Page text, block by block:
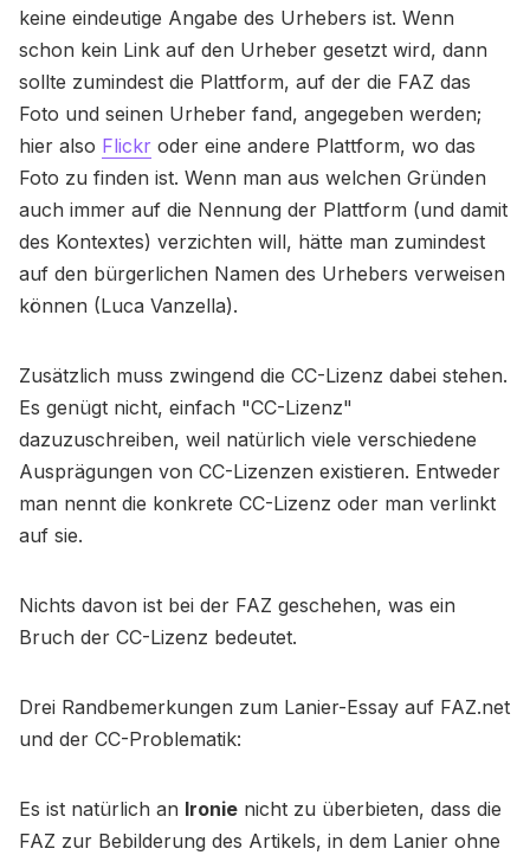
keine eindeutige Angabe des Urhebers ist. Wenn
schon kein Link auf den Urheber gesetzt wird, dann
sollte zumindest die Plattform, auf der die FAZ das
Foto und seinen Urheber fand, angegeben werden;
hier also Flickr oder eine andere Plattform, wo das
Foto zu finden ist. Wenn man aus welchen Gründen
auch immer auf die Nennung der Plattform (und damit
des Kontextes) verzichten will, hätte man zumindest
auf den bürgerlichen Namen des Urhebers verweisen
können (Luca Vanzella).
Zusätzlich muss zwingend die CC-Lizenz dabei stehen.
Es genügt nicht, einfach "CC-Lizenz"
dazuzuschreiben, weil natürlich viele verschiedene
Ausprägungen von CC-Lizenzen existieren. Entweder
man nennt die konkrete CC-Lizenz oder man verlinkt
auf sie.
Nichts davon ist bei der FAZ geschehen, was ein
Bruch der CC-Lizenz bedeutet.
Drei Randbemerkungen zum Lanier-Essay auf FAZ.net
und der CC-Problematik:
Es ist natürlich an Ironie nicht zu überbieten, dass die
FAZ zur Bebilderung des Artikels, in dem Lanier ohne